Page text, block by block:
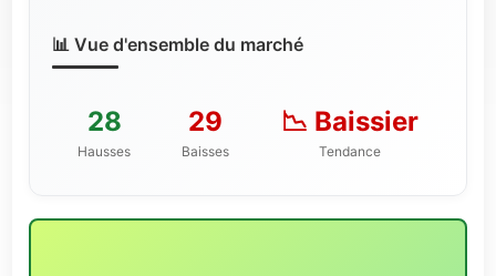
📊 Vue d'ensemble du marché
28
Hausses
29
Baisses
📉 Baissier
Tendance